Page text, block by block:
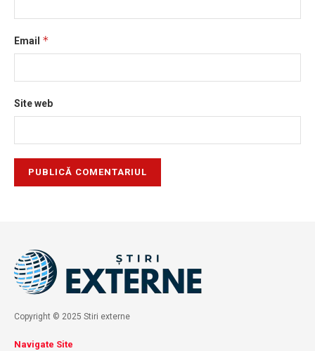
Email *
Site web
Copyright © 2025 Stiri externe
Navigate Site